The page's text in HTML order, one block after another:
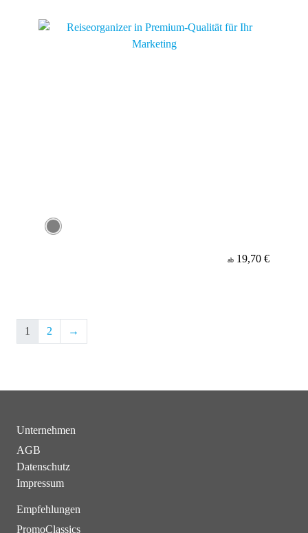
ab 19,70 €
1 2 →
Unternehmen
AGB
Datenschutz
Impressum
Empfehlungen
PromoClassics